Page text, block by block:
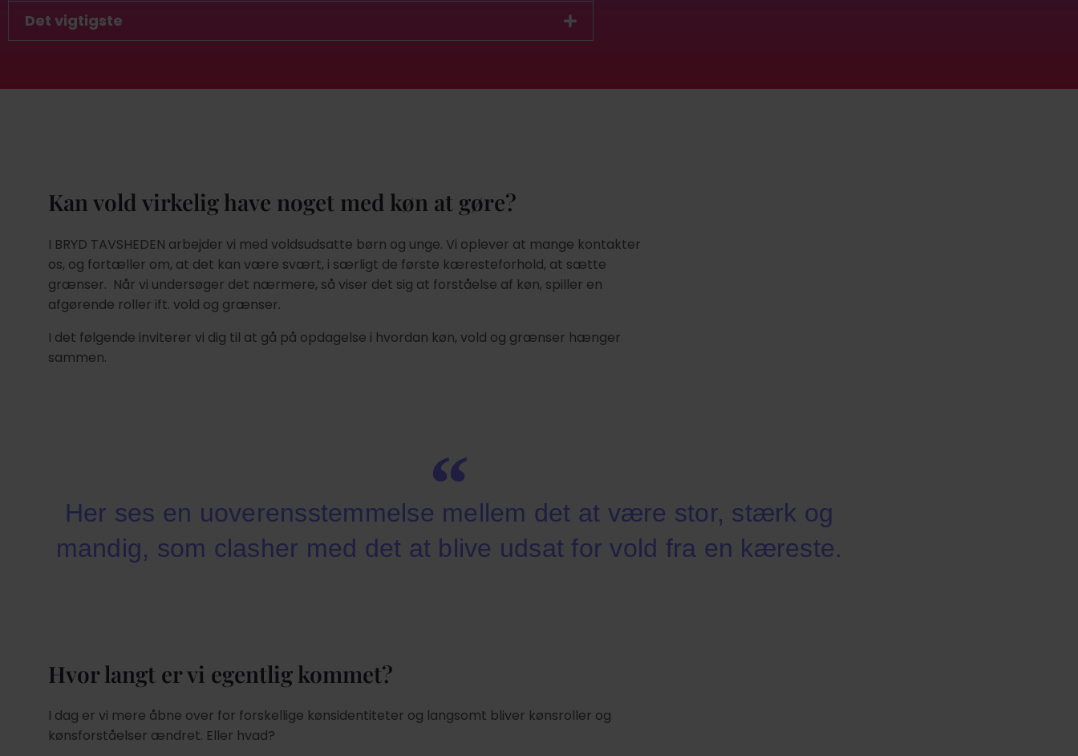
Det vigtigste
Kan vold virkelig have noget med køn at gøre?
I BRYD TAVSHEDEN arbejder vi med voldsudsatte børn og unge. Vi oplever at mange kontakter
os, og fortæller om, at det kan være svært, i særligt de første kæresteforhold, at sætte
grænser. Når vi undersøger det nærmere, så viser det sig at forståelse af køn, spiller en
afgørende roller ift. vold og grænser.
I det følgende inviterer vi dig til at gå på opdagelse i hvordan køn, vold og grænser hænger
sammen.
Her ses en uoverensstemmelse mellem det at være stor, stærk og
mandig, som clasher med det at blive udsat for vold fra en kæreste.
Hvor langt er vi egentlig kommet?
I dag er vi mere åbne over for forskellige kønsidentiteter og langsomt bliver kønsroller og
kønsforståelser ændret. Eller hvad?